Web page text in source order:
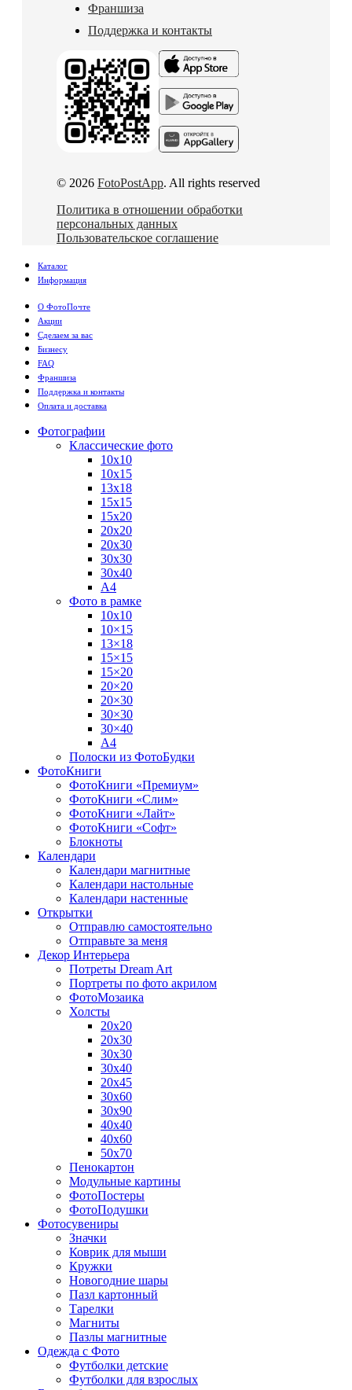
Франшиза
Поддержка и контакты
© 2026 FotoPostApp. All rights reserved
Политика в отношении обработки
персональных данных
Пользовательское соглашение
Каталог
Информация
О ФотоПочте
Акции
Сделаем за вас
Бизнесу
FAQ
Франшиза
Поддержка и контакты
Оплата и доставка
Фотографии
Классические фото
10х10
10х15
13х18
15х15
15х20
20х20
20х30
30х30
30х40
А4
Фото в рамке
10х10
10×15
13×18
15×15
15×20
20×20
20×30
30×30
30×40
A4
Полоски из ФотоБудки
ФотоКниги
ФотоКниги «Премиум»
ФотоКниги «Слим»
ФотоКниги «Лайт»
ФотоКниги «Софт»
Блокноты
Календари
Календари магнитные
Календари настольные
Календари настенные
Открытки
Отправлю самостоятельно
Отправьте за меня
Декор Интерьера
Потреты Dream Art
Портреты по фото акрилом
ФотоМозаика
Холсты
20х20
20х30
30х30
30х40
20х45
30х60
30х90
40х40
40х60
50х70
Пенокартон
Модульные картины
ФотоПостеры
ФотоПодушки
Фотоcувениры
Значки
Коврик для мыши
Кружки
Новогодние шары
Пазл картонный
Тарелки
Магниты
Пазлы магнитные
Одежда с Фото
Футболки детские
Футболки для взрослых